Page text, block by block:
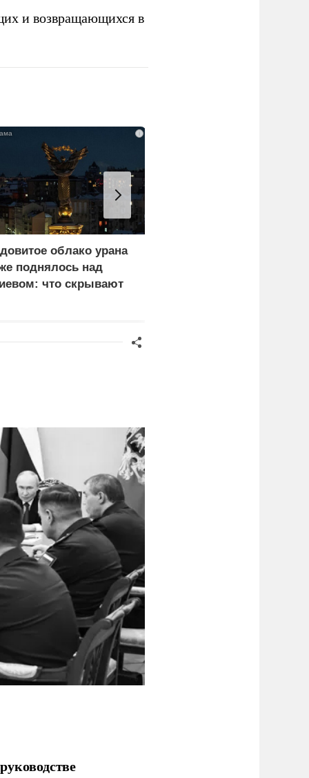
и возвращающихся в
i
облако урана
поднялось над
что скрывают